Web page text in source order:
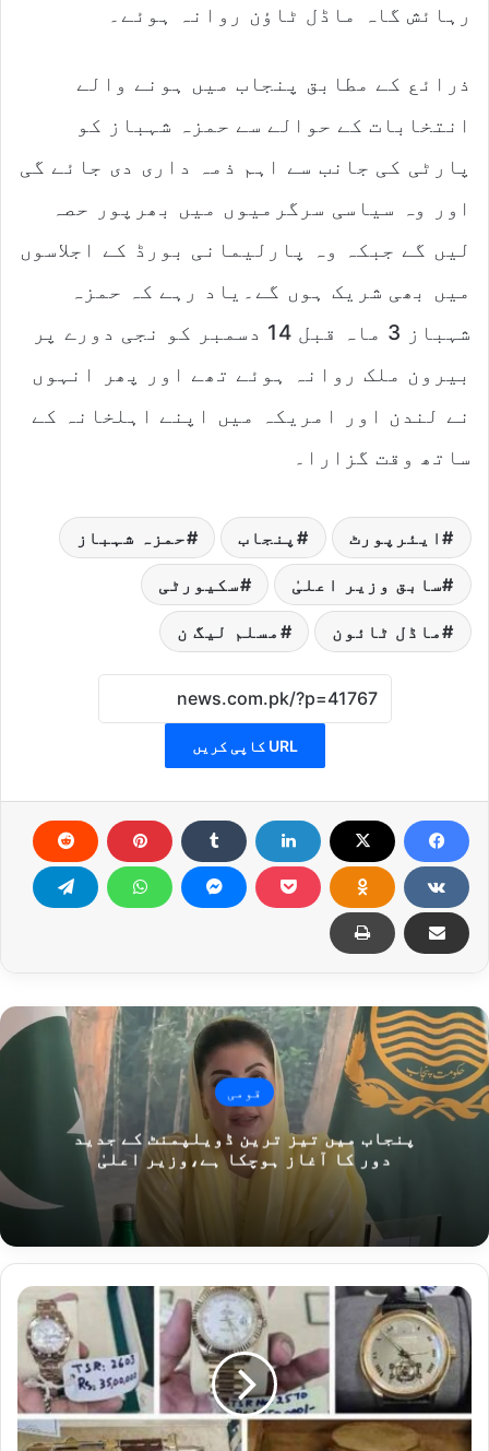
رہائش گاہ ماڈل ٹاؤن روانہ ہوئے۔
ذرائع کے مطابق پنجاب میں ہونے والے
انتخابات کے حوالے سے حمزہ شہباز کو
پارٹی کی جانب سے اہم ذمہ داری دی جائے گی
اور وہ سیاسی سرگرمیوں میں بھرپور حصہ
لیں گے جبکہ وہ پارلیمانی بورڈ کے اجلاسوں
میں بھی شریک ہوں گے۔یاد رہے کہ حمزہ
شہباز 3 ماہ قبل 14 دسمبر کو نجی دورے پر
بیرون ملک روانہ ہوئے تھے اور پھر انہوں
نے لندن اور امریکہ میں اپنے اہلخانہ کے
ساتھ وقت گزارا۔
ایئرپورٹ پنجاب حمزہ شہباز
سابق وزیر اعلیٰ سکیورٹی
ماڈل ٹائون مسلم لیگ ن
URL کاپی کریں
قومی
پنجاب میں تیز ترین ڈویلپمنٹ کے جدید
دور کا آغاز ہوچکا ہے،وزیر اعلیٰ
توشہ
خانہ
سے
کروڑوں
روپے
مالیت
کی